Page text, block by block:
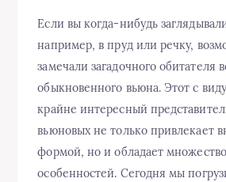
Если вы когда-нибудь
например, в пруд или речку,
замечали загадочного обитателя
обыкновенного вьюна. Этот с
крайне интересный
вьюновых не только привлекает
формой, но и обладает
особенностей. Сегодня мы